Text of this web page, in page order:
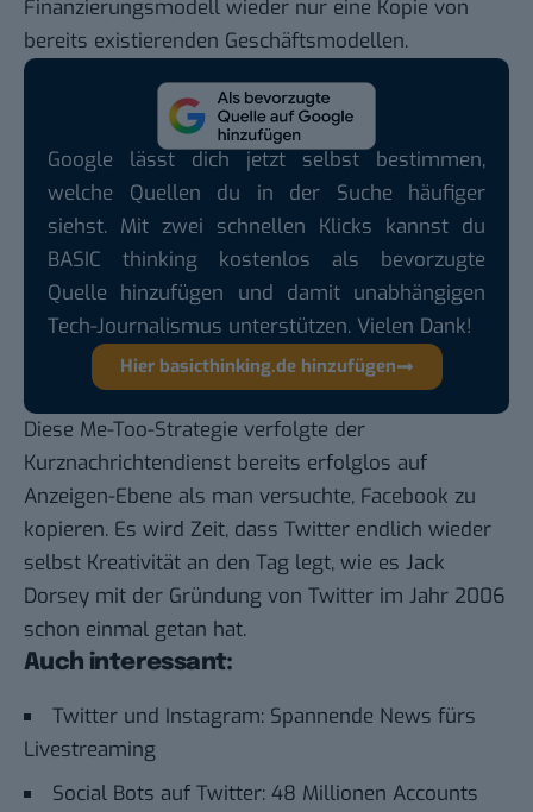
Finanzierungsmodell wieder nur eine Kopie von
bereits existierenden Geschäftsmodellen.
Google lässt dich jetzt selbst bestimmen,
welche Quellen du in der Suche häufiger
siehst. Mit zwei schnellen Klicks kannst du
BASIC thinking kostenlos als bevorzugte
Quelle hinzufügen und damit unabhängigen
Tech-Journalismus unterstützen. Vielen Dank!
Hier basicthinking.de hinzufügen
Diese Me-Too-Strategie verfolgte der
Kurznachrichtendienst bereits erfolglos auf
Anzeigen-Ebene als man versuchte, Facebook zu
kopieren. Es wird Zeit, dass Twitter endlich wieder
selbst Kreativität an den Tag legt, wie es Jack
Dorsey mit der Gründung von Twitter im Jahr 2006
schon einmal getan hat.
Auch interessant:
Twitter und Instagram: Spannende News fürs
Livestreaming
Social Bots auf Twitter: 48 Millionen Accounts